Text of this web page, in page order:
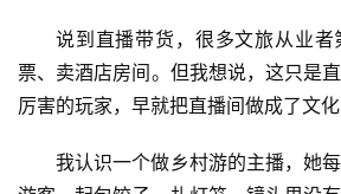
说到直播带货，很多文旅从业者
票、卖酒店房间。但我想说，这只是
厉害的玩家，早就把直播间做成了文化
我认识一个做乡村游的主播，她